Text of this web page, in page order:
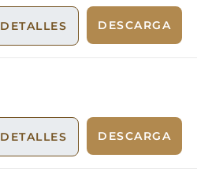
DESCARGA
DETALLES
DESCARGA
DETALLES